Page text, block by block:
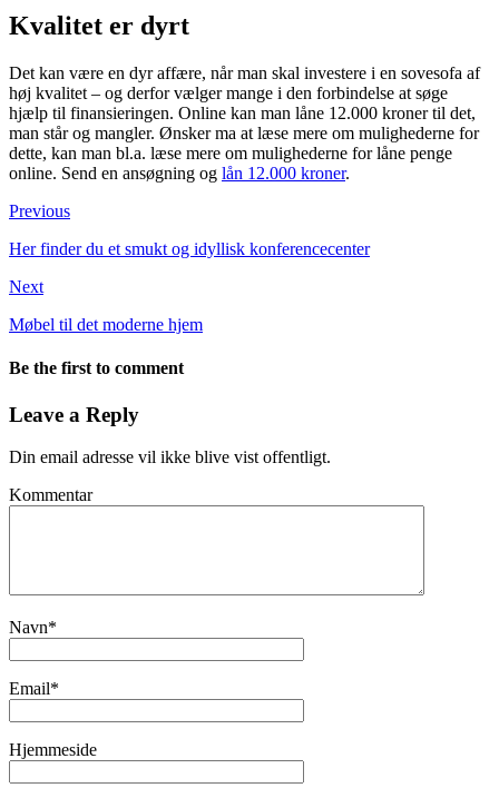
Kvalitet er dyrt
Det kan være en dyr affære, når man skal investere i en sovesofa af
høj kvalitet – og derfor vælger mange i den forbindelse at søge
hjælp til finansieringen. Online kan man låne 12.000 kroner til det,
man står og mangler. Ønsker ma at læse mere om mulighederne for
dette, kan man bl.a. læse mere om mulighederne for låne penge
online. Send en ansøgning og lån 12.000 kroner.
Previous
Her finder du et smukt og idyllisk konferencecenter
Next
Møbel til det moderne hjem
Be the first to comment
Leave a Reply
Din email adresse vil ikke blive vist offentligt.
Kommentar
Navn*
Email*
Hjemmeside